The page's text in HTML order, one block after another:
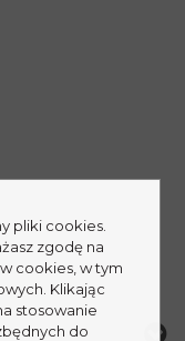
pliki cookies.
zgodę na
cookies, w tym
Klikając
stosowanie
do